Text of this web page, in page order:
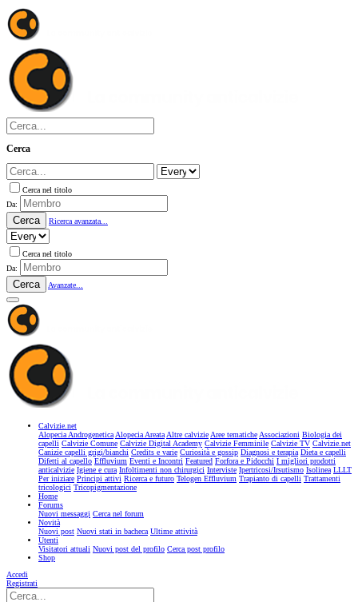
Cerca
Cerca nel titolo
Da:
Cerca Ricerca avanzata...
Cerca nel titolo
Da:
Cerca Avanzate...
Calvizie.net
Alopecia AndrogeneticaAlopecia AreataAltre calvizieAree tematicheAssociazioni Biologia dei
capelli Calvizie Comune Calvizie Digital Academy Calvizie Femminile Calvizie TV Calvizie.net
Canizie capelli grigi/bianchi Credits e varie Curiosità e gossip Diagnosi e terapia Dieta e capelli
Difetti al capello Effluvium Eventi e Incontri Featured Forfora e Pidocchi I migliori prodotti
anticalvizie Igiene e cura Infoltimenti non chirurgici Interviste Ipertricosi/Irsutismo Isolinea LLLT
Per iniziare Principi attivi Ricerca e futuro Telogen Effluvium Trapianto di capelli Trattamenti
tricologici Tricopigmentazione
Home
Forums
Nuovi messaggi Cerca nel forum
Novità
Nuovi post Nuovi stati in bacheca Ultime attività
Utenti
Visitatori attuali Nuovi post del profilo Cerca post profilo
Shop
Accedi
Registrati